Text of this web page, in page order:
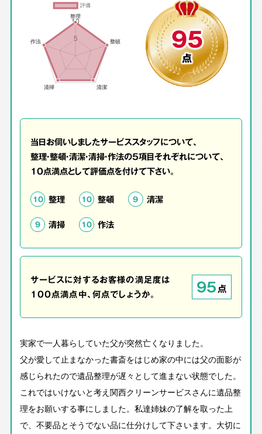
95
点
当日お伺いしましたサービススタッフについて、
整理・整頓・清潔・清掃・作法の5項目それぞれについて、
10点満点として評価点を付けて下さい。
10 整理 10 整頓 9 清潔
9 清掃 10 作法
サービスに対するお客様の満足度は
100点満点中、何点でしょうか。
95点
実家で一人暮らしていた父が突然亡くなりました。
父が愛して止まなかった書斎をはじめ家の中には父の面影が
感じられたので遺品整理が遅々として進まない状態でした。
これではいけないと考え関西クリーンサービスさんに遺品整
理をお願いする事にしました。私達姉妹の了解を取った上
で、不要品とそうでない品に仕分けして下さいます。大切に